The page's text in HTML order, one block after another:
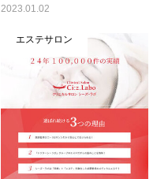
2023.01.02
エステサロン